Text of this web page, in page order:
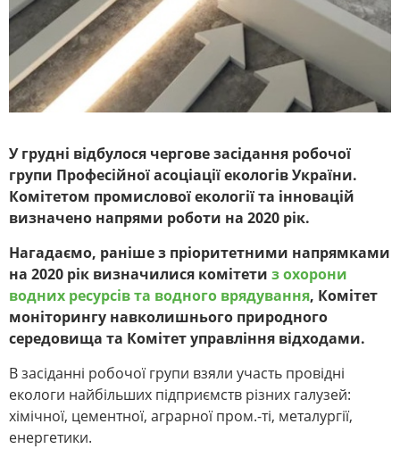
У грудні відбулося чергове засідання робочої
групи Професійної асоціації екологів України.
Комітетом промислової екології та інновацій
визначено напрями роботи на 2020 рік.
Нагадаємо, раніше з пріоритетними напрямками
на 2020 рік визначилися комітети з охорони
водних ресурсів та водного врядування, Комітет
моніторингу навколишнього природного
середовища та Комітет управління відходами.
В засіданні робочої групи взяли участь провідні
екологи найбільших підприємств різних галузей:
хімічної, цементної, аграрної пром.-ті, металургії,
енергетики.